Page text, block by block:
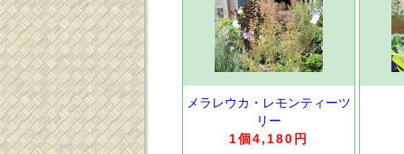
メラレウカ・レモンティーツ
リー
1個4,180円